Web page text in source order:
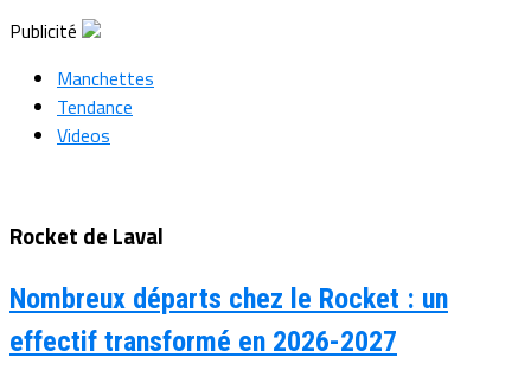
Publicité
Manchettes
Tendance
Videos
Rocket de Laval
Nombreux départs chez le Rocket : un
effectif transformé en 2026-2027